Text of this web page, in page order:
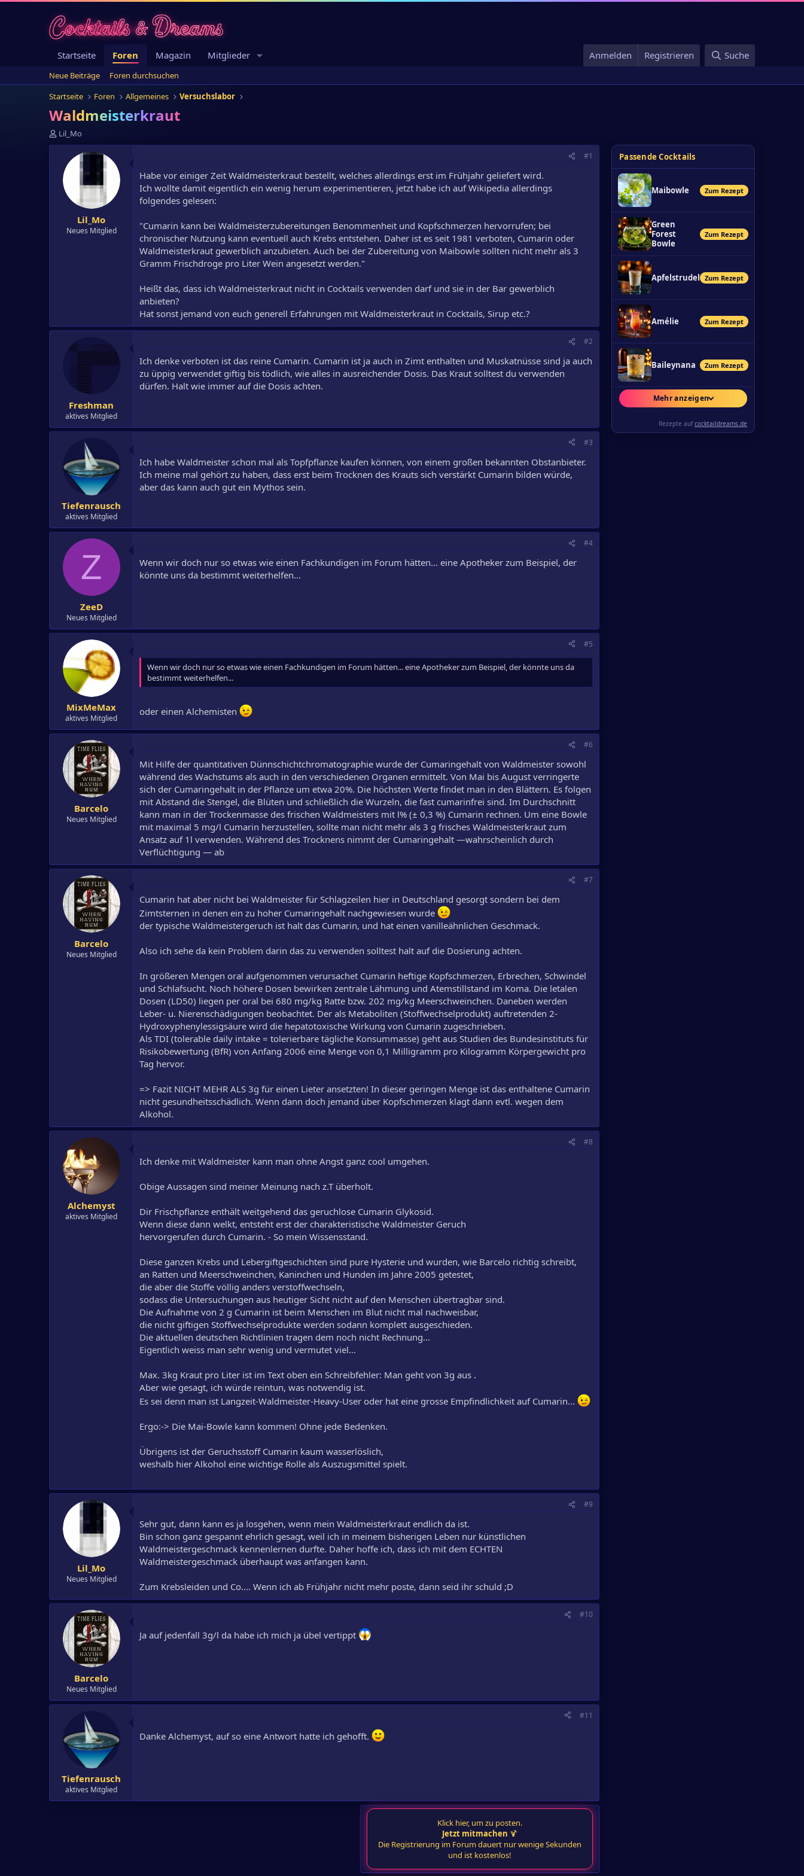
Startseite Foren Magazin Mitglieder Anmelden Registrieren Suche
Neue Beiträge
Foren durchsuchen
Startseite
Foren Allgemeines Versuchslabor
Waldmeisterkraut
E
r
Lil_Mo
Lil_Mo
Neues Mitglied
#1
Habe vor einiger Zeit Waldmeisterkraut bestellt, welches allerdings erst im Frühjahr geliefert wird.
Ich wollte damit eigentlich ein wenig herum experimentieren, jetzt habe ich auf Wikipedia allerdings
folgendes gelesen:
"Cumarin kann bei Waldmeisterzubereitungen Benommenheit und Kopfschmerzen hervorrufen; bei
chronischer Nutzung kann eventuell auch Krebs entstehen. Daher ist es seit 1981 verboten, Cumarin oder
Waldmeisterkraut gewerblich anzubieten. Auch bei der Zubereitung von Maibowle sollten nicht mehr als 3
Gramm Frischdroge pro Liter Wein angesetzt werden."
Heißt das, dass ich Waldmeisterkraut nicht in Cocktails verwenden darf und sie in der Bar gewerblich
anbieten?
Hat sonst jemand von euch generell Erfahrungen mit Waldmeisterkraut in Cocktails, Sirup etc.?
Freshman
aktives Mitglied
#2
Ich denke verboten ist das reine Cumarin. Cumarin ist ja auch in Zimt enthalten und Muskatnüsse sind ja auch
zu üppig verwendet giftig bis tödlich, wie alles in ausreichender Dosis. Das Kraut solltest du verwenden
dürfen. Halt wie immer auf die Dosis achten.
Tiefenrausch
aktives Mitglied
#3
Ich habe Waldmeister schon mal als Topfpflanze kaufen können, von einem großen bekannten Obstanbieter.
Ich meine mal gehört zu haben, dass erst beim Trocknen des Krauts sich verstärkt Cumarin bilden würde,
aber das kann auch gut ein Mythos sein.
Z
ZeeD
Neues Mitglied
#4
Wenn wir doch nur so etwas wie einen Fachkundigen im Forum hätten... eine Apotheker zum Beispiel, der
könnte uns da bestimmt weiterhelfen...
MixMeMax
aktives Mitglied
#5
Wenn wir doch nur so etwas wie einen Fachkundigen im Forum hätten... eine Apotheker zum Beispiel, der könnte uns da
bestimmt weiterhelfen...
oder einen Alchemisten
Barcelo
Neues Mitglied
#6
Mit Hilfe der quantitativen Dünnschichtchromatographie wurde der Cumaringehalt von Waldmeister sowohl
während des Wachstums als auch in den verschiedenen Organen ermittelt. Von Mai bis August verringerte
sich der Cumaringehalt in der Pflanze um etwa 20%. Die höchsten Werte findet man in den Blättern. Es folgen
mit Abstand die Stengel, die Blüten und schließlich die Wurzeln, die fast cumarinfrei sind. Im Durchschnitt
kann man in der Trockenmasse des frischen Waldmeisters mit l% (± 0,3 %) Cumarin rechnen. Um eine Bowle
mit maximal 5 mg/l Cumarin herzustellen, sollte man nicht mehr als 3 g frisches Waldmeisterkraut zum
Ansatz auf 1l verwenden. Während des Trocknens nimmt der Cumaringehalt —wahrscheinlich durch
Verflüchtigung — ab
Barcelo
Neues Mitglied
#7
Cumarin hat aber nicht bei Waldmeister für Schlagzeilen hier in Deutschland gesorgt sondern bei dem
Zimtsternen in denen ein zu hoher Cumaringehalt nachgewiesen wurde
der typische Waldmeistergeruch ist halt das Cumarin, und hat einen vanilleähnlichen Geschmack.
Also ich sehe da kein Problem darin das zu verwenden solltest halt auf die Dosierung achten.
In größeren Mengen oral aufgenommen verursachet Cumarin heftige Kopfschmerzen, Erbrechen, Schwindel
und Schlafsucht. Noch höhere Dosen bewirken zentrale Lähmung und Atemstillstand im Koma. Die letalen
Dosen (LD50) liegen per oral bei 680 mg/kg Ratte bzw. 202 mg/kg Meerschweinchen. Daneben werden
Leber- u. Nierenschädigungen beobachtet. Der als Metaboliten (Stoffwechselprodukt) auftretenden 2-
Hydroxyphenylessigsäure wird die hepatotoxische Wirkung von Cumarin zugeschrieben.
Als TDI (tolerable daily intake = tolerierbare tägliche Konsummasse) geht aus Studien des Bundesinstituts für
Risikobewertung (BfR) von Anfang 2006 eine Menge von 0,1 Milligramm pro Kilogramm Körpergewicht pro
Tag hervor.
=> Fazit NICHT MEHR ALS 3g für einen Lieter ansetzten! In dieser geringen Menge ist das enthaltene Cumarin
nicht gesundheitsschädlich. Wenn dann doch jemand über Kopfschmerzen klagt dann evtl. wegen dem
Alkohol.
Alchemyst
aktives Mitglied
#8
Ich denke mit Waldmeister kann man ohne Angst ganz cool umgehen.
Obige Aussagen sind meiner Meinung nach z.T überholt.
Dir Frischpflanze enthält weitgehend das geruchlose Cumarin Glykosid.
Wenn diese dann welkt, entsteht erst der charakteristische Waldmeister Geruch
hervorgerufen durch Cumarin. - So mein Wissensstand.
Diese ganzen Krebs und Lebergiftgeschichten sind pure Hysterie und wurden, wie Barcelo richtig schreibt,
an Ratten und Meerschweinchen, Kaninchen und Hunden im Jahre 2005 getestet,
die aber die Stoffe völlig anders verstoffwechseln,
sodass die Untersuchungen aus heutiger Sicht nicht auf den Menschen übertragbar sind.
Die Aufnahme von 2 g Cumarin ist beim Menschen im Blut nicht mal nachweisbar,
die nicht giftigen Stoffwechselprodukte werden sodann komplett ausgeschieden.
Die aktuellen deutschen Richtlinien tragen dem noch nicht Rechnung...
Eigentlich weiss man sehr wenig und vermutet viel...
Max. 3kg Kraut pro Liter ist im Text oben ein Schreibfehler: Man geht von 3g aus .
Aber wie gesagt, ich würde reintun, was notwendig ist.
Es sei denn man ist Langzeit-Waldmeister-Heavy-User oder hat eine grosse Empfindlichkeit auf Cumarin...
Ergo:-> Die Mai-Bowle kann kommen! Ohne jede Bedenken.
Übrigens ist der Geruchsstoff Cumarin kaum wasserlöslich,
weshalb hier Alkohol eine wichtige Rolle als Auszugsmittel spielt.
Lil_Mo
Neues Mitglied
#9
Sehr gut, dann kann es ja losgehen, wenn mein Waldmeisterkraut endlich da ist.
Bin schon ganz gespannt ehrlich gesagt, weil ich in meinem bisherigen Leben nur künstlichen
Waldmeistergeschmack kennenlernen durfte. Daher hoffe ich, dass ich mit dem ECHTEN
Waldmeistergeschmack überhaupt was anfangen kann.
Zum Krebsleiden und Co.... Wenn ich ab Frühjahr nicht mehr poste, dann seid ihr schuld ;D
Barcelo
Neues Mitglied
#10
Ja auf jedenfall 3g/l da habe ich mich ja übel vertippt
Tiefenrausch
aktives Mitglied
#11
Danke Alchemyst, auf so eine Antwort hatte ich gehofft.
Klick hier, um zu posten.
Jetzt mitmachen 🍹
Die Registrierung im Forum dauert nur wenige Sekunden
und ist kostenlos!
Passende Cocktails
Maibowle Zum Rezept
Green
Forest
Bowle
Zum Rezept
Apfelstrudel Zum Rezept
Amélie Zum Rezept
Baileynana Zum Rezept
Mehr anzeigen
Rezepte aufcocktaildreams.de